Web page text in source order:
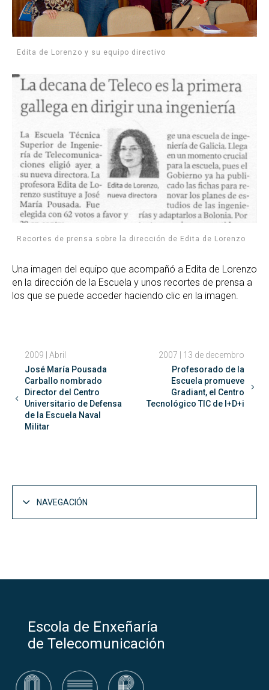
Edita de Lorenzo y su equipo directivo
Recortes de prensa sobre la dirección de Edita de Lorenzo
Una imagen del equipo que acompañó a Edita de Lorenzo
en la dirección de la Escuela y unos recortes de prensa a
los que se puede acceder haciendo clic en la imagen.
2009 | Abril
José María Pousada
Carballo nombrado
Director del Centro
Universitario de Defensa
de la Escuela Naval
Militar
2007 | 13 de decembro
Profesorado de la
Escuela promueve
Gradiant, el Centro
Tecnológico TIC de I+D+i
NAVEGACIÓN
Escola de Enxeñaría
de Telecomunicación